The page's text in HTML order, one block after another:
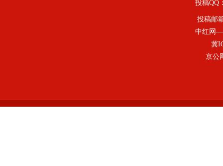
投稿QQ
投稿邮
中红网—
冀
京公